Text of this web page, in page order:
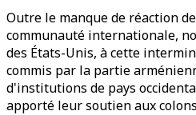
Outre le manque de réaction
communauté internationale,
des États-Unis, à cette
commis par la partie
d'institutions de pays
apporté leur soutien aux